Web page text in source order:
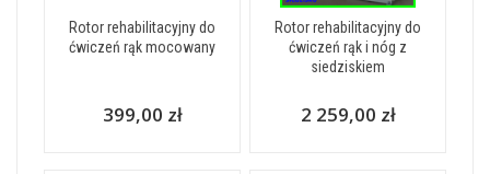
Rotor rehabilitacyjny do
ćwiczeń rąk mocowany
399,00 zł
Rotor rehabilitacyjny do
ćwiczeń rąk i nóg z
siedziskiem
2 259,00 zł